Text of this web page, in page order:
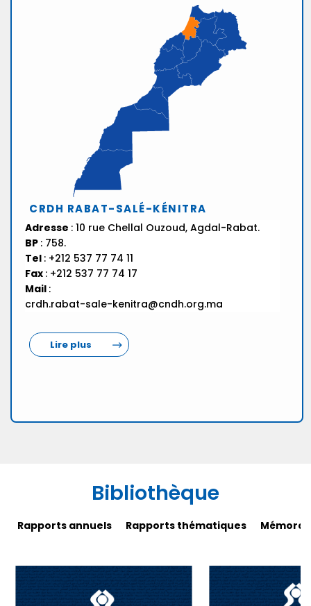
CRDH RABAT-SALÉ-KÉNITRA
Adresse : 10 rue Chellal Ouzoud, Agdal-Rabat.
BP : 758.
Tel : +212 537 77 74 11
Fax : +212 537 77 74 17
Mail :
crdh.rabat-sale-kenitra@cndh.org.ma
Lire plus
Bibliothèque
Rapports annuels Rapports thématiques